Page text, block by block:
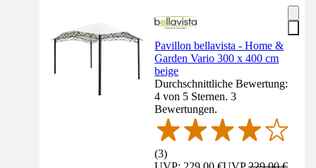
Pavillon bellavista - Home &
Garden Vario 300 x 400 cm
beige
Durchschnittliche Bewertung:
4 von 5 Sternen. 3
Bewertungen.
(3)